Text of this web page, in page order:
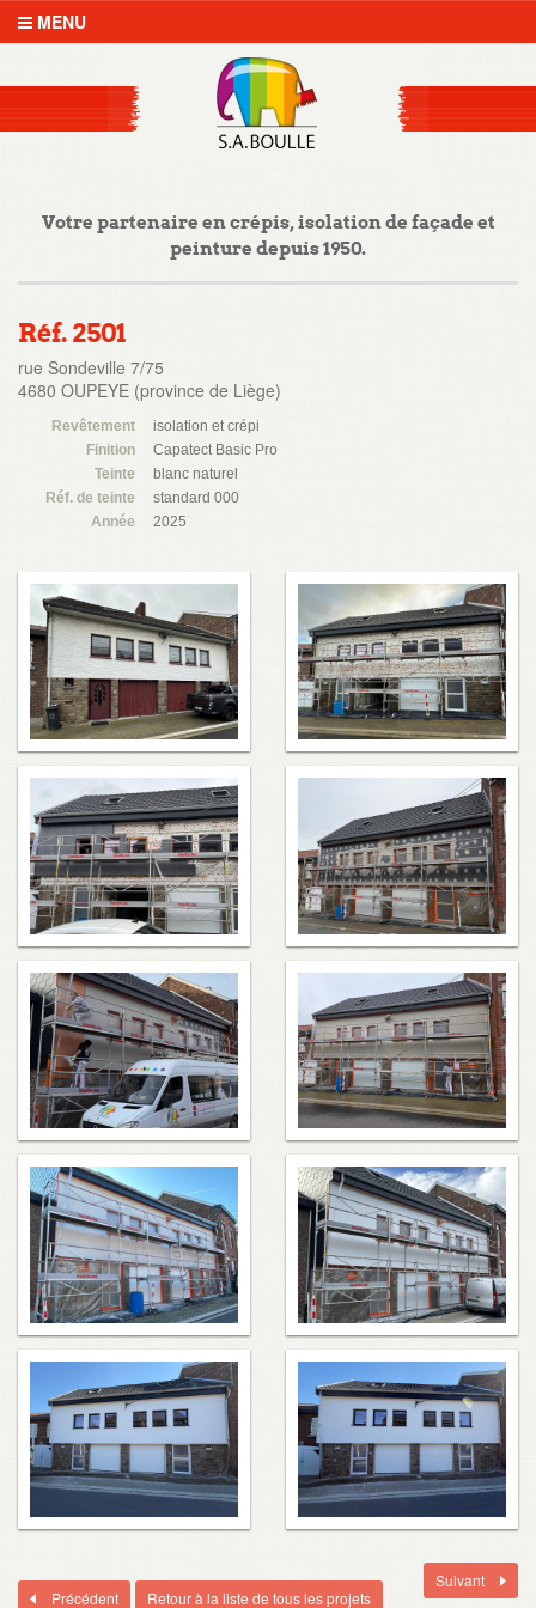
MENU
Votre partenaire en crépis, isolation de façade et
peinture depuis 1950.
Réf. 2501
rue Sondeville 7/75
4680 OUPEYE (province de Liège)
Revêtement
isolation et crépi
Finition
Capatect Basic Pro
Teinte
blanc naturel
Réf. de teinte
standard 000
Année
2025
Précédent Retour à la liste de tous les projets
Suivant